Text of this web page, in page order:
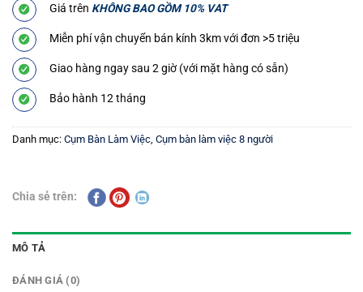
Giá trên KHÔNG BAO GỒM 10% VAT
Miễn phí vận chuyển bán kính 3km với đơn >5 triệu
Giao hàng ngay sau 2 giờ (với mặt hàng có sẵn)
Bảo hành 12 tháng
Danh mục: Cụm Bàn Làm Việc Cụm bàn làm việc 8 người
Chia sẻ trên:
MÔ TẢ
ĐÁNH GIÁ (0)